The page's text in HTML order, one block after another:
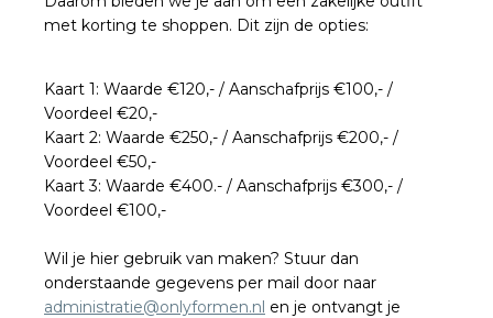
met korting te shoppen. Dit zijn de opties:
Kaart 1: Waarde €120,- / Aanschafprijs €100,- /
Voordeel €20,-
Kaart 2: Waarde €250,- / Aanschafprijs €200,- /
Voordeel €50,-
Kaart 3: Waarde €400.- / Aanschafprijs €300,- /
Voordeel €100,-
Wil je hier gebruik van maken? Stuur dan
onderstaande gegevens per mail door naar
administratie@onlyformen.nl en je ontvangt je